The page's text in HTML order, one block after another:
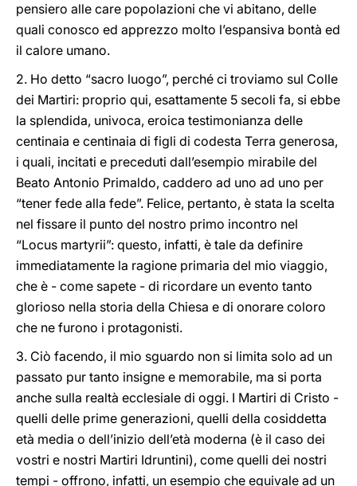
pensiero alle care popolazioni che vi abitano, delle
quali conosco ed apprezzo molto l’espansiva bontà ed
il calore umano.
2. Ho detto “sacro luogo”, perché ci troviamo sul Colle
dei Martiri: proprio qui, esattamente 5 secoli fa, si ebbe
la splendida, univoca, eroica testimonianza delle
centinaia e centinaia di figli di codesta Terra generosa,
i quali, incitati e preceduti dall’esempio mirabile del
Beato Antonio Primaldo, caddero ad uno ad uno per
“tener fede alla fede”. Felice, pertanto, è stata la scelta
nel fissare il punto del nostro primo incontro nel
“Locus martyrii”: questo, infatti, è tale da definire
immediatamente la ragione primaria del mio viaggio,
che è - come sapete - di ricordare un evento tanto
glorioso nella storia della Chiesa e di onorare coloro
che ne furono i protagonisti.
3. Ciò facendo, il mio sguardo non si limita solo ad un
passato pur tanto insigne e memorabile, ma si porta
anche sulla realtà ecclesiale di oggi. I Martiri di Cristo -
quelli delle prime generazioni, quelli della cosiddetta
età media o dell’inizio dell’età moderna (è il caso dei
vostri e nostri Martiri Idruntini), come quelli dei nostri
tempi - offrono, infatti, un esempio che equivale ad un